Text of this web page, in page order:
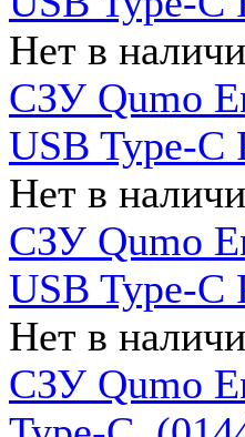
Нет в
СЗУ Qumo
USB Type-C
Нет в
СЗУ Qumo
USB Type-C
Нет в
СЗУ Qumo